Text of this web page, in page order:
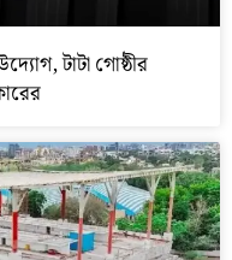
টাটা গোষ্ঠীর